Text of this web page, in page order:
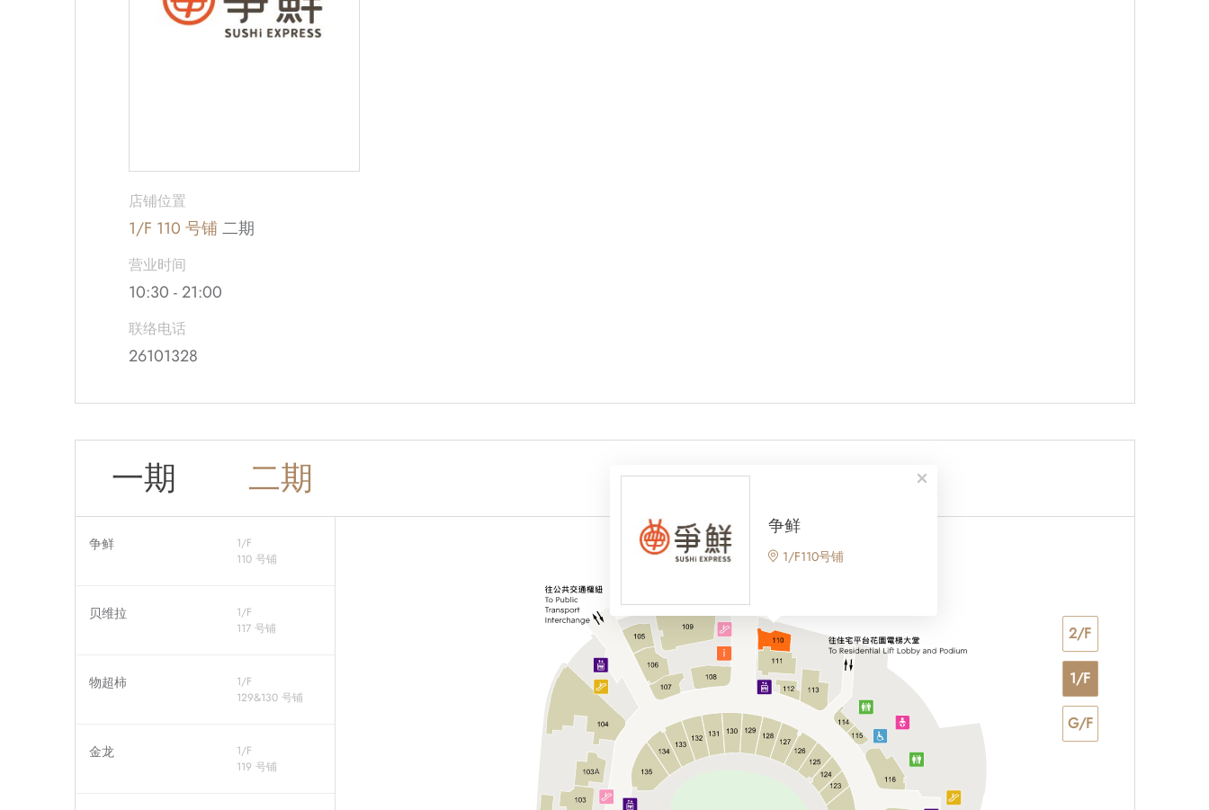
店铺位置
1/F 110 号铺 二期
营业时间
10:30 - 21:00
联络电话
26101328
一期 二期
争鲜
1/F
110 号铺
贝维拉
1/F
117 号铺
物超柿
1/F
129&130 号铺
金龙
1/F
119 号铺
A
G/F
1/F
2/F
争鲜
1/F110号铺